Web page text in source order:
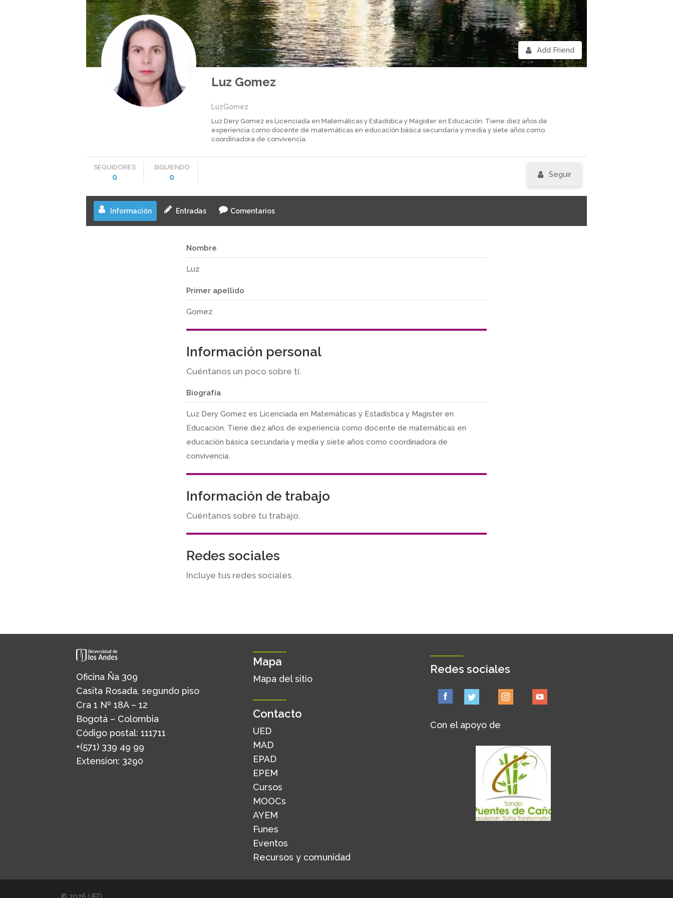
Add Friend
Luz Gomez
LuzGomez
Luz Dery Gomez es Licenciada en Matemáticas y Estadística y Magister en Educación. Tiene diez años de
experiencia como docente de matemáticas en educación básica secundaria y media y siete años como
coordinadora de convivencia.
SEGUIDORES
0
SIGUIENDO
0 Seguir
Información Entradas Comentarios
Nombre
Luz
Primer apellido
Gomez
Información personal
Cuéntanos un poco sobre tí.
Biografía
Luz Dery Gomez es Licenciada en Matemáticas y Estadística y Magister en
Educación. Tiene diez años de experiencia como docente de matemáticas en
educación básica secundaria y media y siete años como coordinadora de
convivencia.
Información de trabajo
Cuéntanos sobre tu trabajo.
Redes sociales
Incluye tus redes sociales.
Oficina Ña 309
Casita Rosada, segundo piso
Cra 1 Nº 18A – 12
Bogotá – Colombia
Código postal: 111711
+(571) 339 49 99
Extension: 3290
Mapa
Mapa del sitio
Contacto
UED
MAD
EPAD
EPEM
Cursos
MOOCs
AYEM
Funes
Eventos
Recursos y comunidad
Redes sociales
Con el apoyo de